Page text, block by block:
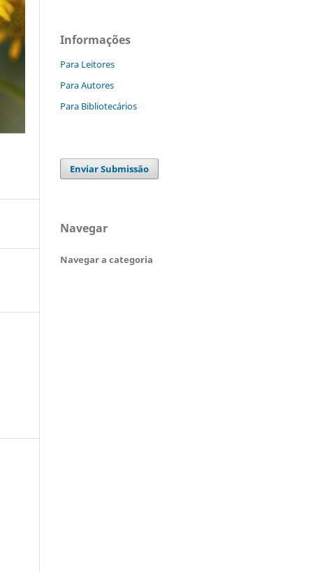
Informações
Para Leitores
Para Autores
Para Bibliotecários
Enviar Submissão
Navegar
Navegar a categoria